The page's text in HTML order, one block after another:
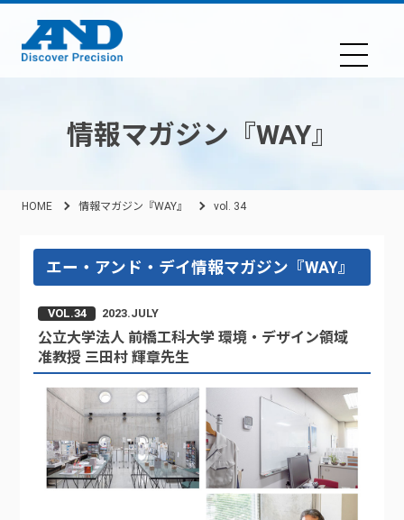
情報マガジン『WAY』
HOME 情報マガジン『WAY』 vol. 34
エー・アンド・デイ情報マガジン『WAY』
VOL.34 2023.JULY
公立大学法人 前橋工科大学 環境・デザイン領域
准教授 三田村 輝章先生